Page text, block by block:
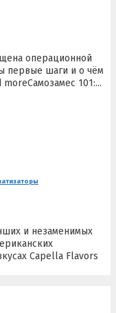
операционной
первые шаги и о чём
101:...
и незаменимых
Capella Flavors